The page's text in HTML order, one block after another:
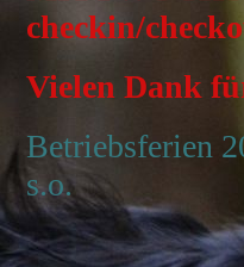
checkin/
Vielen Dank
Betriebsferien
s.o.